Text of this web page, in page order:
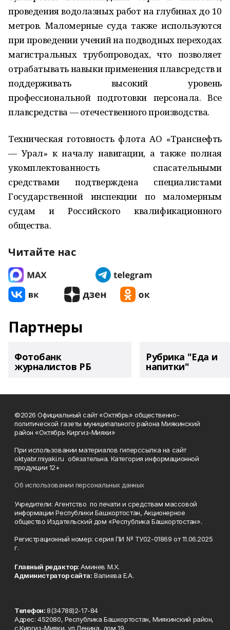
проведения водолазных работ на глубинах до 10
метров. Маломерные суда также используются
при проведении учений на подводных переходах
магистральных трубопроводах, что позволяет
отрабатывать навыки применения плавсредств и
поддерживать высокий уровень
профессиональной подготовки персонала. Все
плавсредства — отечественного производства.
Техническая готовность флота АО «Транснефть
— Урал» к началу навигации, а также полная
укомплектованность спасательными
средствами подтверждена специалистами
Государственной инспекции по маломерным
судам и Российского квалификационного
общества.
Читайте нас
Партнеры
Фотобанк
журналистов РБ
Рубрика "Еда и
напитки"
©2026 Официальный сайт «Октябрь» общественно-
политической газеты муниципального района Миякинский
район «Октябрь Киргиз-Мияки»
При использовании материалов гиперссылка на сайт
oktyabr.miyaki.ru обязательна. Категория информационной
продукции 12+
Об использовании персональных данных
Учредители: Агентство по печати и средствам массовой
информации Республики Башкортостан, Акционерное
общество Издательский дом «Республика Башкортостан».
Регистрационный номер: серия ПИ № ТУ02-01869 от 11.06.2025
г.
Главный редактор: Аминев М.Х.
Администратор сайта: Валиева Е.А.
Телефон:8(34788)2-17-84
Адрес: 452080, Республика Башкортостан, Миякинский район,
с.Киргиз-Мияки, ул.Ленина, дом 19.